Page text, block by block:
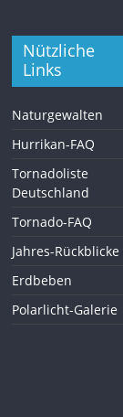
Nützliche
Links
Naturgewalten
Hurrikan-FAQ
Tornadoliste
Deutschland
Tornado-FAQ
Jahres-Rückblicke
Erdbeben
Polarlicht-Galerie